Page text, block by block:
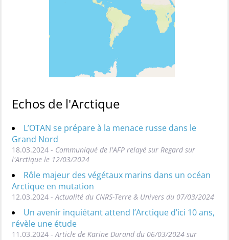
Echos de l'Arctique
L’OTAN se prépare à la menace russe dans le
Grand Nord
18.03.2024 - Communiqué de l'AFP relayé sur Regard sur
l'Arctique le 12/03/2024
Rôle majeur des végétaux marins dans un océan
Arctique en mutation
12.03.2024 - Actualité du CNRS-Terre & Univers du 07/03/2024
Un avenir inquiétant attend l’Arctique d’ici 10 ans,
révèle une étude
11.03.2024 - Article de Karine Durand du 06/03/2024 sur